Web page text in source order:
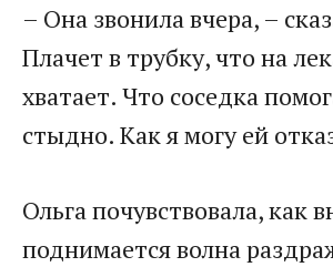
– Она звонила вчера, –
Плачет в трубку, что на
хватает. Что соседка
стыдно. Как я могу ей
Ольга почувствовала, как
поднимается волна